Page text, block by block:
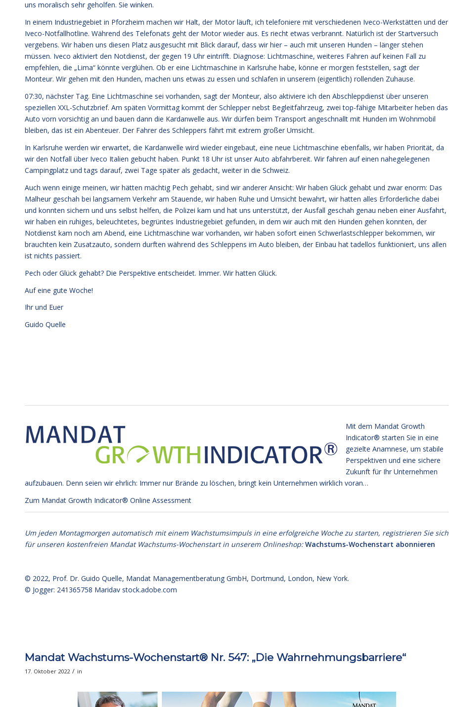
uns moralisch sehr geholfen. Sie winken.
In einem Industriegebiet in Pforzheim machen wir Halt, der Motor läuft, ich telefoniere mit verschiedenen Iveco-Werkstätten und der
Iveco-Notfallhotline. Während des Telefonats geht der Motor wieder aus. Es riecht etwas verbrannt. Natürlich ist der Startversuch
vergebens. Wir haben uns diesen Platz ausgesucht mit Blick darauf, dass wir hier – auch mit unseren Hunden – länger stehen
müssen. Iveco aktiviert den Notdienst, der gegen 19 Uhr eintrifft. Diagnose: Lichtmaschine, weiteres Fahren auf keinen Fall zu
empfehlen, die „Lima“ könnte verglühen. Ob er eine Lichtmaschine in Karlsruhe habe, könne er morgen feststellen, sagt der
Monteur. Wir gehen mit den Hunden, machen uns etwas zu essen und schlafen in unserem (eigentlich) rollenden Zuhause.
07:30, nächster Tag. Eine Lichtmaschine sei vorhanden, sagt der Monteur, also aktiviere ich den Abschleppdienst über unseren
speziellen XXL-Schutzbrief. Am späten Vormittag kommt der Schlepper nebst Begleitfahrzeug, zwei top-fähige Mitarbeiter heben das
Auto vorn vorsichtig an und bauen dann die Kardanwelle aus. Wir dürfen beim Transport angeschnallt mit Hunden im Wohnmobil
bleiben, das ist ein Abenteuer. Der Fahrer des Schleppers fährt mit extrem großer Umsicht.
In Karlsruhe werden wir erwartet, die Kardanwelle wird wieder eingebaut, eine neue Lichtmaschine ebenfalls, wir haben Priorität, da
wir den Notfall über Iveco Italien gebucht haben. Punkt 18 Uhr ist unser Auto abfahrbereit. Wir fahren auf einen nahegelegenen
Campingplatz und tags darauf, zwei Tage später als gedacht, weiter in die Schweiz.
Auch wenn einige meinen, wir hätten mächtig Pech gehabt, sind wir anderer Ansicht: Wir haben Glück gehabt und zwar enorm: Das
Malheur geschah bei langsamem Verkehr am Stauende, wir haben Ruhe und Umsicht bewahrt, wir hatten alles Erforderliche dabei
und konnten sichern und uns selbst helfen, die Polizei kam und hat uns unterstützt, der Ausfall geschah genau neben einer Ausfahrt,
wir haben ein ruhiges, beleuchtetes, begrüntes Industriegebiet gefunden, in dem wir auch mit den Hunden gehen konnten, der
Notdienst kam noch am Abend, eine Lichtmaschine war vorhanden, wir haben sofort einen Schwerlastschlepper bekommen, wir
brauchten kein Zusatzauto, sondern durften während des Schleppens im Auto bleiben, der Einbau hat tadellos funktioniert, uns allen
ist nichts passiert.
Pech oder Glück gehabt? Die Perspektive entscheidet. Immer. Wir hatten Glück.
Auf eine gute Woche!
Ihr und Euer
Guido Quelle
Mit dem Mandat Growth
Indicator® starten Sie in eine
gezielte Anamnese, um stabile
Perspektiven und eine sichere
Zukunft für Ihr Unternehmen
aufzubauen. Denn seien wir ehrlich: Immer nur Brände zu löschen, bringt kein Unternehmen wirklich voran…
Zum Mandat Growth Indicator® Online Assessment
Um jeden Montagmorgen automatisch mit einem Wachstumsimpuls in eine erfolgreiche Woche zu starten, registrieren Sie sich
für unseren kostenfreien Mandat Wachstums-Wochenstart in unserem Onlineshop:Wachstums-Wochenstart abonnieren
© 2022, Prof. Dr. Guido Quelle, Mandat Managementberatung GmbH, Dortmund, London, New York.
© Jogger: 241365758 Maridav stock.adobe.com
Mandat Wachstums-Wochenstart® Nr. 547: „Die Wahrnehmungsbarriere“
17. Oktober 2022 / in